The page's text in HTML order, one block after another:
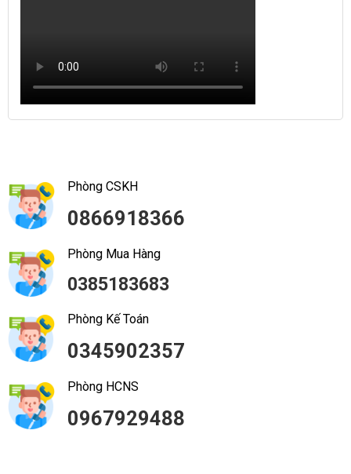
Phòng CSKH
0866918366
Phòng Mua Hàng
0385183683
Phòng Kế Toán
0345902357
Phòng HCNS
0967929488